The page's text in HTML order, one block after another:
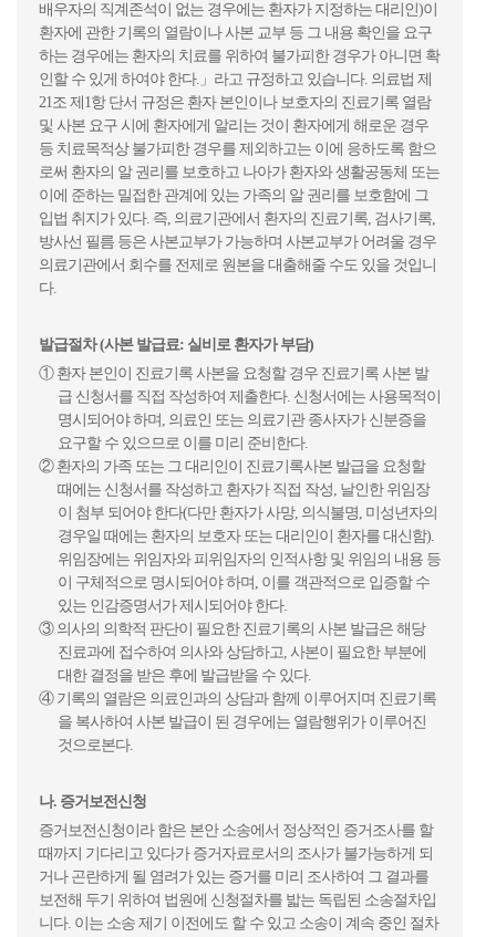
배우자의 직계존석이 없는 경우에는 환자가 지정하는 대리인)이
환자에 관한 기록의 열람이나 사본 교부 등 그 내용 확인을 요구
하는 경우에는 환자의 치료를 위하여 불가피한 경우가 아니면 확
인할 수 있게 하여야 한다.」라고 규정하고 있습니다. 의료법 제
21조 제1항 단서 규정은 환자 본인이나 보호자의 진료기록 열람
및 사본 요구 시에 환자에게 알리는 것이 환자에게 해로운 경우
등 치료목적상 불가피한 경우를 제외하고는 이에 응하도록 함으
로써 환자의 알 권리를 보호하고 나아가 환자와 생활공동체 또는
이에 준하는 밀접한 관계에 있는 가족의 알 권리를 보호함에 그
입법 취지가 있다. 즉, 의료기관에서 환자의 진료기록, 검사기록,
방사선 필름 등은 사본교부가 가능하며 사본교부가 어려울 경우
의료기관에서 회수를 전제로 원본을 대출해줄 수도 있을 것입니
다.
발급절차 (사본 발급료: 실비로 환자가 부담)
① 환자 본인이 진료기록 사본을 요청할 경우 진료기록 사본 발
급 신청서를 직접 작성하여 제출한다. 신청서에는 사용목적이
명시되어야 하며, 의료인 또는 의료기관 종사자가 신분증을
요구할 수 있으므로 이를 미리 준비한다.
② 환자의 가족 또는 그 대리인이 진료기록사본 발급을 요청할
때에는 신청서를 작성하고 환자가 직접 작성, 날인한 위임장
이 첨부 되어야 한다(다만 환자가 사망, 의식불명, 미성년자의
경우일 때에는 환자의 보호자 또는 대리인이 환자를 대신함).
위임장에는 위임자와 피위임자의 인적사항 및 위임의 내용 등
이 구체적으로 명시되어야 하며, 이를 객관적으로 입증할 수
있는 인감증명서가 제시되어야 한다.
③ 의사의 의학적 판단이 필요한 진료기록의 사본 발급은 해당
진료과에 접수하여 의사와 상담하고, 사본이 필요한 부분에
대한 결정을 받은 후에 발급받을 수 있다.
④ 기록의 열람은 의료인과의 상담과 함께 이루어지며 진료기록
을 복사하여 사본 발급이 된 경우에는 열람행위가 이루어진
것으로본다.
나. 증거보전신청
증거보전신청이라 함은 본안 소송에서 정상적인 증거조사를 할
때까지 기다리고 있다가 증거자료로서의 조사가 불가능하게 되
거나 곤란하게 될 염려가 있는 증거를 미리 조사하여 그 결과를
보전해 두기 위하여 법원에 신청절차를 밟는 독립된 소송절차입
니다. 이는 소송 제기 이전에도 할 수 있고 소송이 계속 중인 절차